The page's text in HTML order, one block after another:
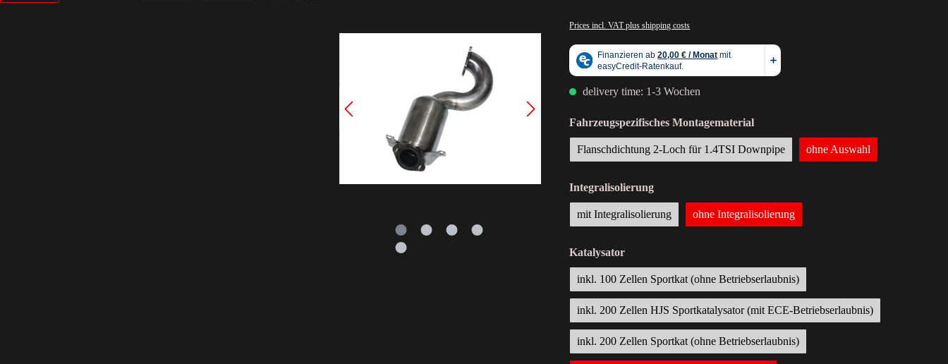
Prices incl. VAT plus shipping costs
delivery time: 1-3 Wochen
Fahrzeugspezifisches Montagematerial
Flanschdichtung 2-Loch für 1.4TSI Downpipe ohne Auswahl
Integralisolierung
mit Integralisolierung ohne Integralisolierung
Katalysator
inkl. 100 Zellen Sportkat (ohne Betriebserlaubnis)
inkl. 200 Zellen HJS Sportkatalysator (mit ECE-Betriebserlaubnis)
inkl. 200 Zellen Sportkat (ohne Betriebserlaubnis)